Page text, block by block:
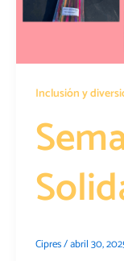
Inclusión y
Cipres/abril 30,